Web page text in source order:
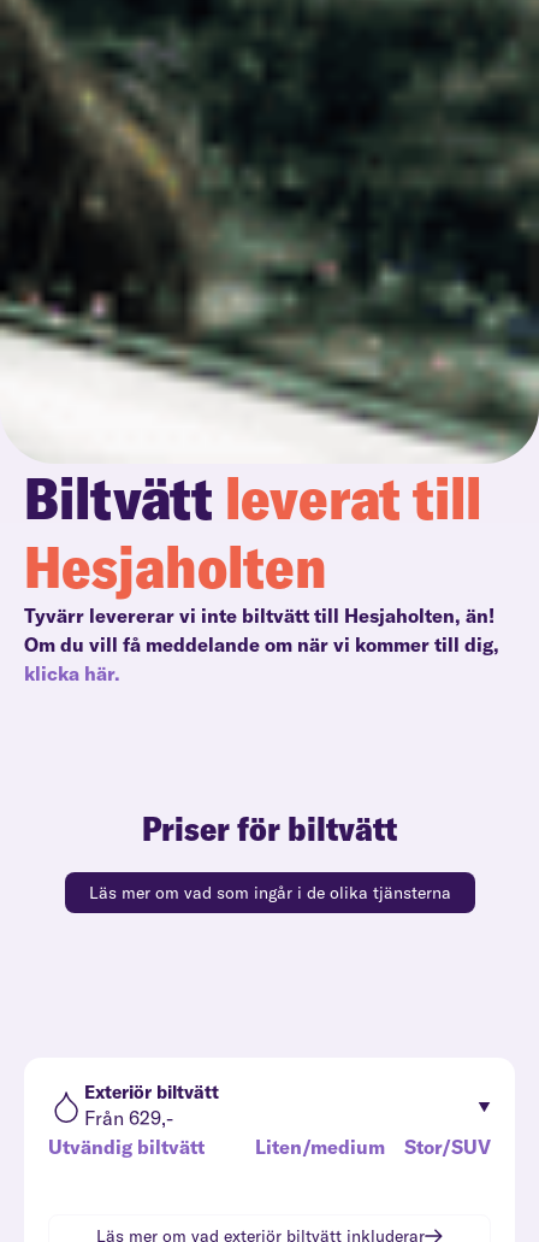
Biltvätt leverat till
Hesjaholten
Tyvärr levererar vi inte biltvätt till Hesjaholten, än!
Om du vill få meddelande om när vi kommer till dig,
klicka här.
Priser för biltvätt
Läs mer om vad som ingår i de olika tjänsterna
Exteriör biltvätt
Från 629,-
Utvändig biltvätt
Liten/medium Stor/SUV
Läs mer om vad exteriör biltvätt inkluderar